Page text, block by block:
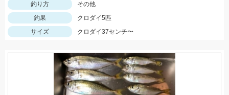
釣り方
その他
釣果
クロダイ5匹
サイズ
クロダイ37センチ〜